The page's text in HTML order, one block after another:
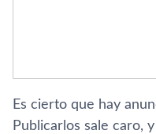
Es cierto que hay
Publicarlos sale caro,